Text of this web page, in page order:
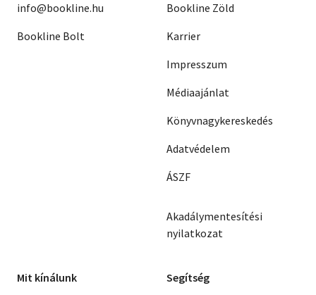
info@bookline.hu
Bookline Bolt
Bookline Zöld
Karrier
Impresszum
Médiaajánlat
Könyvnagykereskedés
Adatvédelem
ÁSZF
Akadálymentesítési
nyilatkozat
Mit kínálunk Segítség